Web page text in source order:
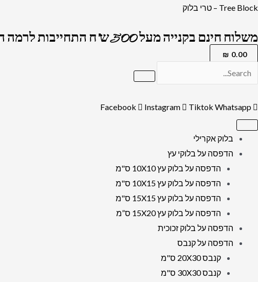
דילוג
Tree Block – טרי בלוק
משלוח חינם בקנייה מעל 500 ש"ח התחייבות לרמה הגבוה בארץ !
0.00
₪
Facebook Instagram Tiktok Whatsapp
בלוק אקרילי
הדפסה על בלוקי עץ
הדפסה על בלוק עץ 10X10 ס"מ
הדפסה על בלוק עץ 10X15 ס"מ
הדפסה על בלוק עץ 15X15 ס"מ
הדפסה על בלוק עץ 15X20 ס”מ
הדפסה על בלוק זכוכית
הדפסה על קנבס
קנבס 20X30 ס"מ
קנבס 30X30 ס"מ
כמות
2879
פטום
פנורמית
בית
המקדש
על
קנבס
או
זכוכית